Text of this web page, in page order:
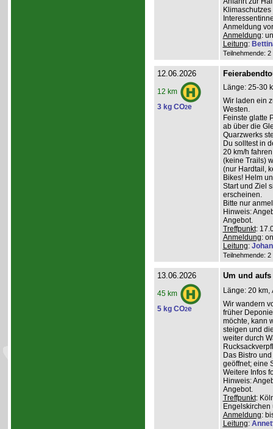
Anmeldung
Anmeldung:
Leitung:
Teilnehmende:
12.06.2026
12 km
3 kg CO2e
Länge: 25-30
Wir laden ein
Westen.
Feinste glatte
ab über die
Quarzwerks
Du solltest in
20 km/h
(keine Trails)
(nur Hardtail,
Bikes! Helm
Start und Ziel
erscheinen.
Bitte nur
Hinweis:
Angebot.
Treffpunkt:
Anmeldung:
Leitung:
Teilnehmende:
13.06.2026
45 km
5 kg CO2e
Um und
Länge: 20 km,
Wir wandern
früher
möchte, kann
steigen und
weiter durch
Das Bistro
geöffnet; eine
Weitere Infos
Hinweis:
Angebot.
Treffpunkt:
Engelskirchen
Anmeldung:
Leitung: